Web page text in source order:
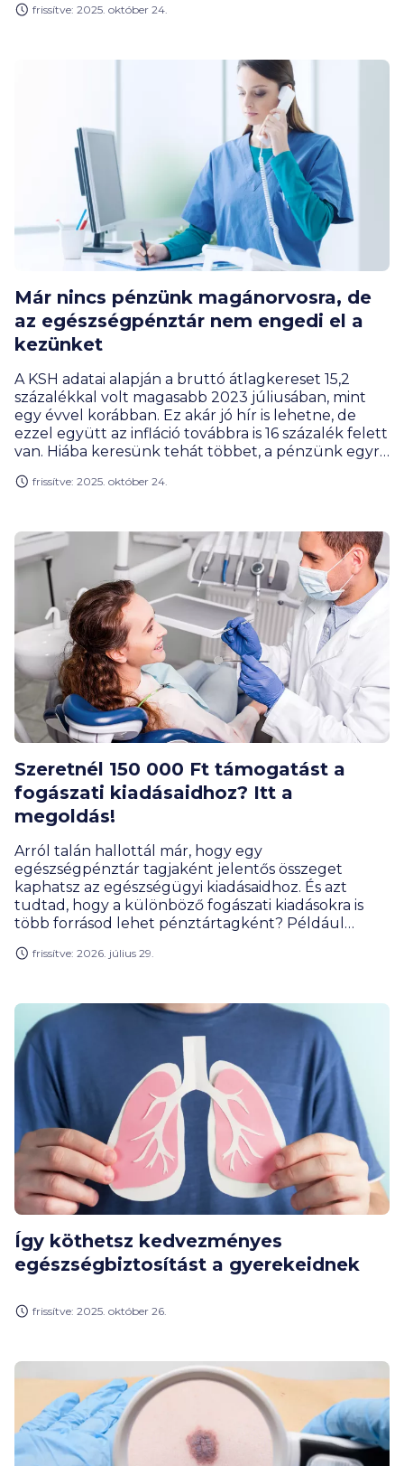
Útmutatónkból megtudod miért van ez így, és
frissítve: 2025. október 24.
Már nincs pénzünk magánorvosra, de
az egészségpénztár nem engedi el a
kezünket
A KSH adatai alapján a bruttó átlagkereset 15,2
százalékkal volt magasabb 2023 júliusában, mint
egy évvel korábban. Ez akár jó hír is lehetne, de
ezzel együtt az infláció továbbra is 16 százalék felett
van. Hiába keresünk tehát többet, a pénzünk egyre
sem kímélte, így egyre többen halasztják későbbre
forintos egészségbiztosítás dobhat.
frissítve: 2025. október 24.
Szeretnél 150 000 Ft támogatást a
fogászati kiadásaidhoz? Itt a
megoldás!
Arról talán hallottál már, hogy egy
egészségpénztár tagjaként jelentős összeget
kaphatsz az egészségügyi kiadásaidhoz. És azt
tudtad, hogy a különböző fogászati kiadásokra is
több forrásod lehet pénztártagként? Például
fogszabályozóra. Mutatjuk, hogyan juthatsz akár
frissítve: 2026. július 29.
Így köthetsz kedvezményes
egészségbiztosítást a gyerekeidnek
frissítve: 2025. október 26.